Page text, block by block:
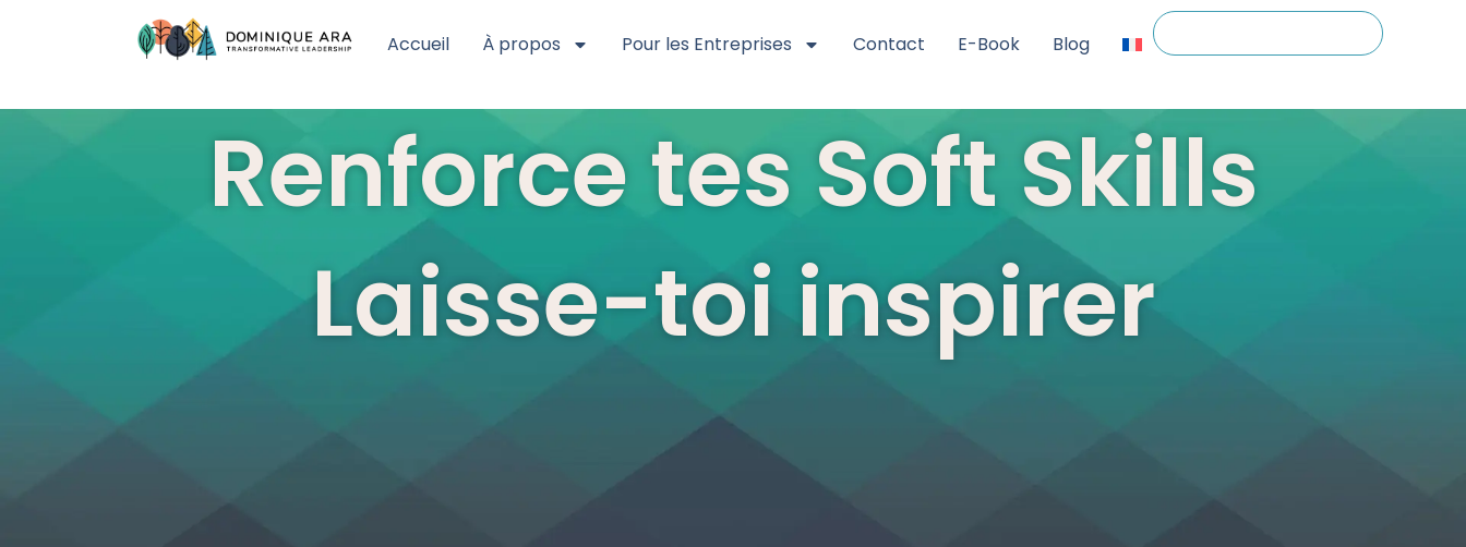
Accueil À propos Pour les Entreprises Contact E-Book Blog
Renforce tes Soft Skills
Laisse-toi inspirer